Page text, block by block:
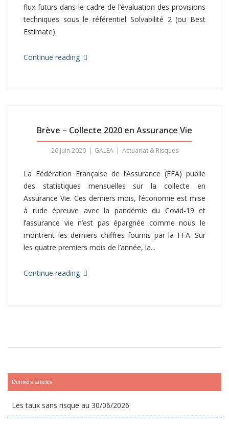
flux futurs dans le cadre de l’évaluation des provisions
techniques sous le référentiel Solvabilité 2 (ou Best
Estimate).
Continue reading
Brève – Collecte 2020 en Assurance Vie
26 juin 2020 GALEA Actuariat & Risques
La Fédération Française de l’Assurance (FFA) publie
des statistiques mensuelles sur la collecte en
Assurance Vie. Ces derniers mois, l’économie est mise
à rude épreuve avec la pandémie du Covid-19 et
l’assurance vie n’est pas épargnée comme nous le
montrent les derniers chiffres fournis par la FFA. Sur
les quatre premiers mois de l’année, la...
Continue reading
Derniers articles
Les taux sans risque au 30/06/2026